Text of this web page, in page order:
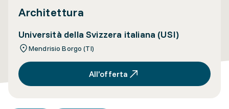
Architettura
Università della Svizzera italiana (USI)
Mendrisio Borgo (TI)
All’offerta